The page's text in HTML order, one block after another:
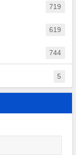
719
619
744
5